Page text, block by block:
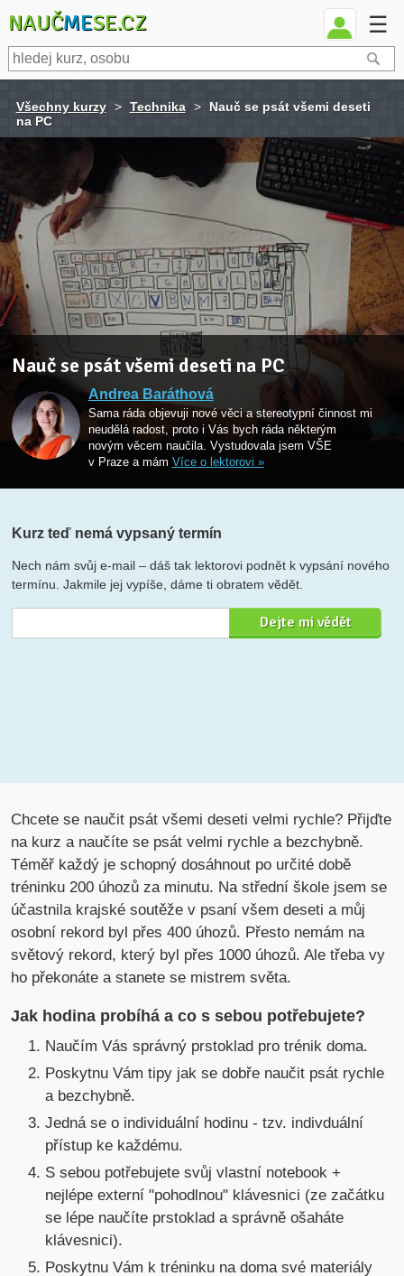
NAUČMESE.CZ ☰
Všechny kurzy > Technika >
Nauč se psát všemi deseti
na PC
Nauč se psát všemi deseti na PC
Andrea Baráthová
Sama ráda objevuji nové věci a stereotypní činnost mi
neudělá radost, proto i Vás bych ráda některým
novým věcem naučila. Vystudovala jsem VŠE
v Praze a mám Více o lektorovi »
Kurz teď nemá vypsaný termín
Nech nám svůj e-mail – dáš tak lektorovi podnět k vypsání nového
termínu. Jakmile jej vypíše, dáme ti obratem vědět.
Chcete se naučit psát všemi deseti velmi rychle? Přijďte
na kurz a naučíte se psát velmi rychle a bezchybně.
Téměř každý je schopný dosáhnout po určité době
tréninku 200 úhozů za minutu. Na střední škole jsem se
účastnila krajské soutěže v psaní všem deseti a můj
osobní rekord byl přes 400 úhozů. Přesto nemám na
světový rekord, který byl přes 1000 úhozů. Ale třeba vy
ho překonáte a stanete se mistrem světa.
Jak hodina probíhá a co s sebou potřebujete?
Naučím Vás správný prstoklad pro trénik doma.
Poskytnu Vám tipy jak se dobře naučit psát rychle
a bezchybně.
Jedná se o individuální hodinu - tzv. indivduální
přístup ke každému.
S sebou potřebujete svůj vlastní notebook +
nejlépe externí "pohodlnou" klávesnici (ze začátku
se lépe naučíte prstoklad a správně ošaháte
klávesnici).
Poskytnu Vám k tréninku na doma své materiály